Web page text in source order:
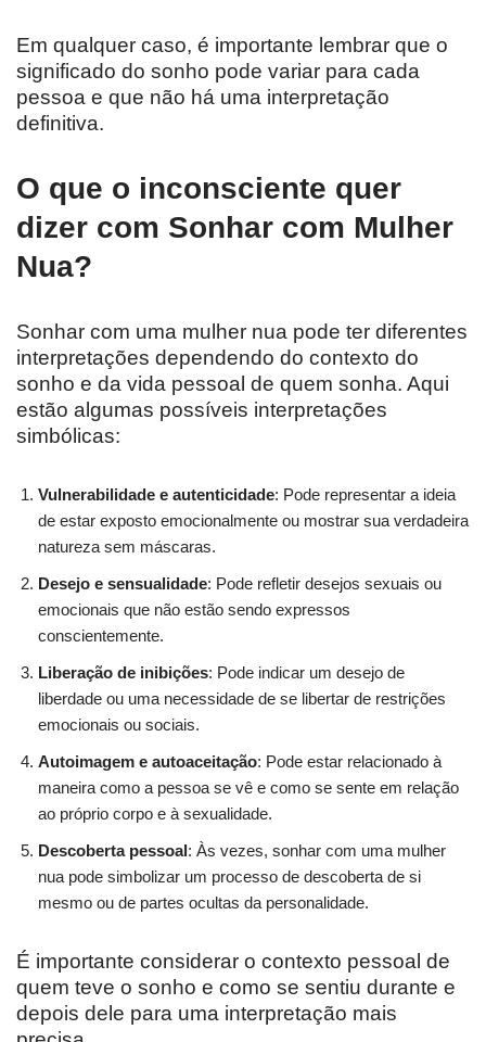
Em qualquer caso, é importante lembrar que o
significado do sonho pode variar para cada
pessoa e que não há uma interpretação
definitiva.
O que o inconsciente quer
dizer com Sonhar com Mulher
Nua?
Sonhar com uma mulher nua pode ter diferentes
interpretações dependendo do contexto do
sonho e da vida pessoal de quem sonha. Aqui
estão algumas possíveis interpretações
simbólicas:
Vulnerabilidade e autenticidade: Pode representar a ideia
de estar exposto emocionalmente ou mostrar sua verdadeira
natureza sem máscaras.
Desejo e sensualidade: Pode refletir desejos sexuais ou
emocionais que não estão sendo expressos
conscientemente.
Liberação de inibições: Pode indicar um desejo de
liberdade ou uma necessidade de se libertar de restrições
emocionais ou sociais.
Autoimagem e autoaceitação: Pode estar relacionado à
maneira como a pessoa se vê e como se sente em relação
ao próprio corpo e à sexualidade.
Descoberta pessoal: Às vezes, sonhar com uma mulher
nua pode simbolizar um processo de descoberta de si
mesmo ou de partes ocultas da personalidade.
É importante considerar o contexto pessoal de
quem teve o sonho e como se sentiu durante e
depois dele para uma interpretação mais